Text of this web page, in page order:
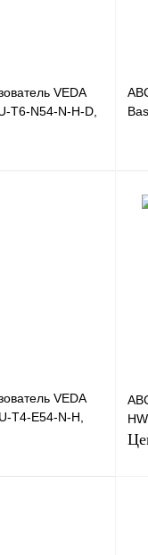
VEDA
T6-N54-N-H-D,
VEDA
T4-E54-N-H,